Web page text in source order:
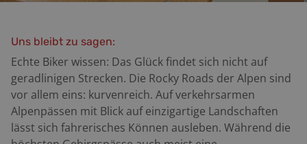
Uns bleibt zu sagen:
Echte Biker wissen: Das Glück findet sich nicht auf
geradlinigen Strecken. Die Rocky Roads der Alpen sind
vor allem eins: kurvenreich. Auf verkehrsarmen
Alpenpässen mit Blick auf einzigartige Landschaften
lässt sich fahrerisches Können ausleben. Während die